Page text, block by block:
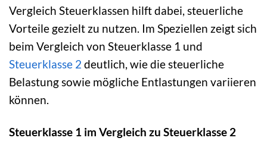
Vergleich Steuerklassen hilft dabei, steuerliche
Vorteile gezielt zu nutzen. Im Speziellen zeigt sich
beim Vergleich von Steuerklasse 1 und
Steuerklasse 2 deutlich, wie die steuerliche
Belastung sowie mögliche Entlastungen variieren
können.
Steuerklasse 1 im Vergleich zu Steuerklasse 2